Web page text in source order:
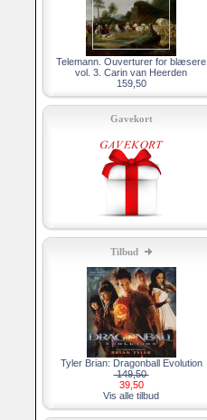
Telemann. Ouverturer for blæsere
vol. 3. Carin van Heerden
159,50
Gavekort
Tilbud
Tyler Brian: Dragonball Evolution
149,50
39,50
Vis alle tilbud